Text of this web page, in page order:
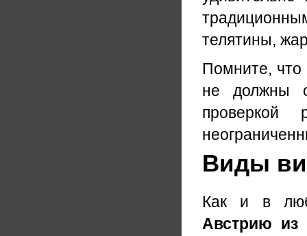
телятины,
Помните,
не должны
проверкой
Виды
Как и в
Австрию из